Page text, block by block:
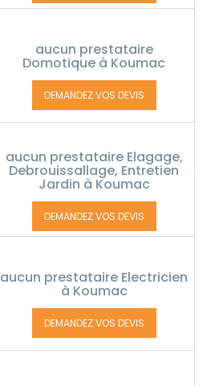
aucun prestataire
Domotique à Koumac
DEMANDEZ VOS DEVIS
aucun prestataire Elagage,
Debrouissallage, Entretien
Jardin à Koumac
DEMANDEZ VOS DEVIS
aucun prestataire Electricien
à Koumac
DEMANDEZ VOS DEVIS